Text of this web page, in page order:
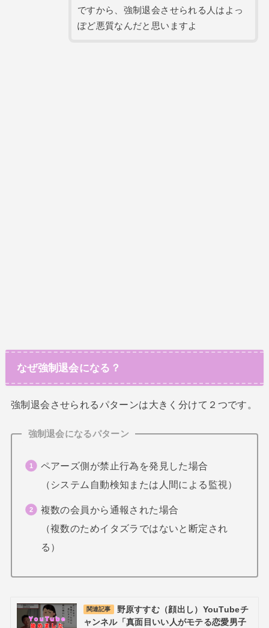
ですから、強制退会させられる人はよっ
ぽど悪質なんだと思いますよ
なぜ強制退会になる？
強制退会させられるパターンは大きく分けて２つです。
強制退会になるパターン
ペアーズ側が禁止行為を発見した場合
（システム自動検知または人間による監視）
複数の会員から通報された場合
（複数のためイタズラではないと断定され
る）
関連記事
野原すすむ（顔出し）YouTubeチ
ャンネル「真面目いい人がモテる恋愛男子